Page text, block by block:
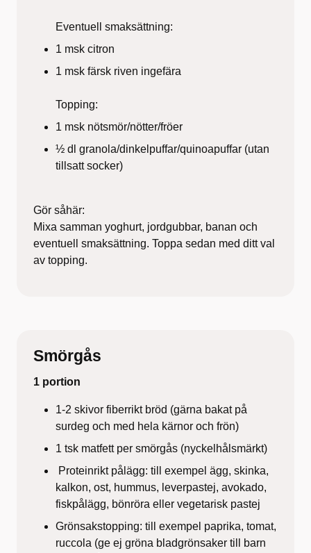
Eventuell smaksättning:
1 msk citron
1 msk färsk riven ingefära
Topping:
1 msk nötsmör/nötter/fröer
½ dl granola/dinkelpuffar/quinoapuffar (utan
tillsatt socker)
Gör såhär:
Mixa samman yoghurt, jordgubbar, banan och
eventuell smaksättning. Toppa sedan med ditt val
av topping.
Smörgås
1 portion
1-2 skivor fiberrikt bröd (gärna bakat på
surdeg och med hela kärnor och frön)
1 tsk matfett per smörgås (nyckelhålsmärkt)
Proteinrikt pålägg: till exempel ägg, skinka,
kalkon, ost, hummus, leverpastej, avokado,
fiskpålägg, bönröra eller vegetarisk pastej
Grönsakstopping: till exempel paprika, tomat,
ruccola (ge ej gröna bladgrönsaker till barn